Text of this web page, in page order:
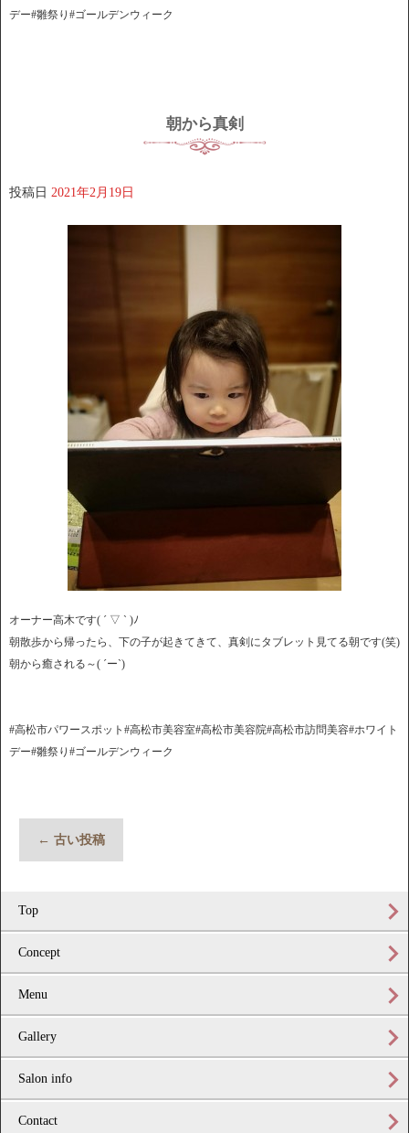
デー#雛祭り#ゴールデンウィーク
朝から真剣
投稿日 2021年2月19日
オーナー高木です( ´ ▽ ` )ﾉ
朝散歩から帰ったら、下の子が起きてきて、真剣にタブレット見てる朝です(笑)
朝から癒される～( ´ー`)
#高松市パワースポット#高松市美容室#高松市美容院#高松市訪問美容#ホワイト
デー#雛祭り#ゴールデンウィーク
← 古い投稿
Top
Concept
Menu
Gallery
Salon info
Contact